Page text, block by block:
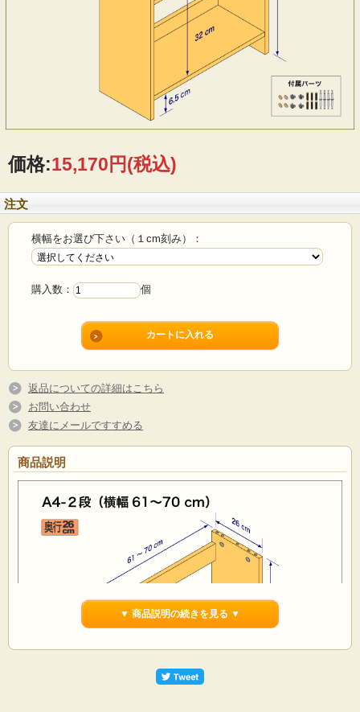
価格:15,170円(税込)
注文
横幅をお選び下さい（１cm刻み）：
購入数： 個
返品についての詳細はこちら
お問い合わせ
友達にメールですすめる
商品説明
▼ 商品説明の続きを見る ▼